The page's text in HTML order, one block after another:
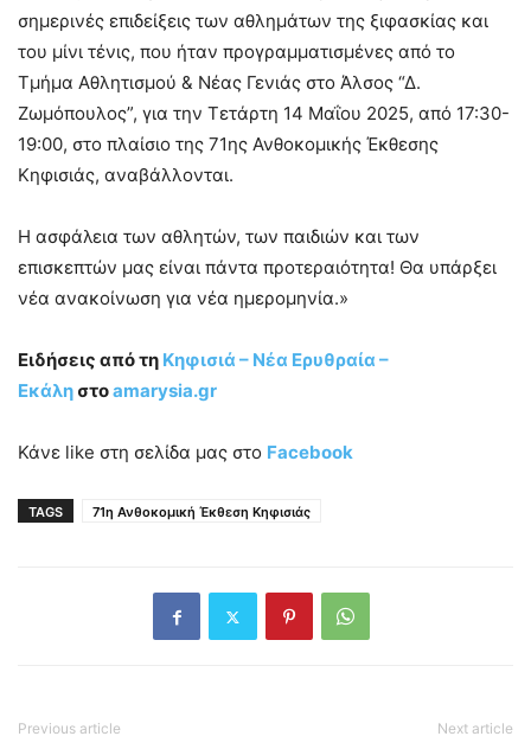
σημερινές επιδείξεις των αθλημάτων της ξιφασκίας και
του μίνι τένις, που ήταν προγραμματισμένες από το
Τμήμα Αθλητισμού & Νέας Γενιάς στο Άλσος “Δ.
Ζωμόπουλος”, για την Τετάρτη 14 Μαΐου 2025, από 17:30-
19:00, στο πλαίσιο της 71ης Ανθοκομικής Έκθεσης
Κηφισιάς, αναβάλλονται.
Η ασφάλεια των αθλητών, των παιδιών και των
επισκεπτών μας είναι πάντα προτεραιότητα! Θα υπάρξει
νέα ανακοίνωση για νέα ημερομηνία.»
Ειδήσεις από τη Κηφισιά – Νέα Ερυθραία –
Εκάλη στοamarysia.gr
Κάνε like στη σελίδα μας στο Facebook
TAGS 71η Ανθοκομική Έκθεση Κηφισιάς
Previous article Next article